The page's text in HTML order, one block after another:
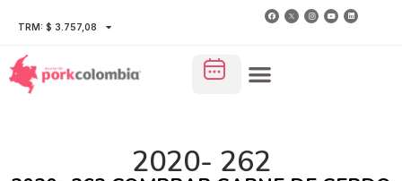
TRM: $ 3.757,08
2020- 262